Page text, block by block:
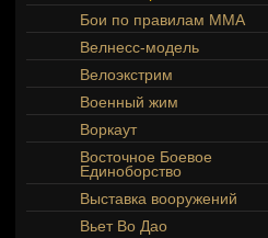
Бои по правилам ММА
Велнесс-модель
Велоэкстрим
Военный жим
Воркаут
Восточное Боевое
Единоборство
Выставка вооружений
Вьет Во Дао